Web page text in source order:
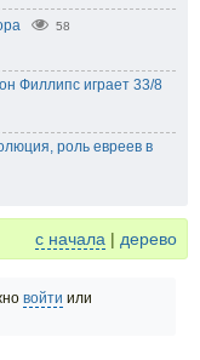
58
Филлипс играет 33/8
роль евреев в
с начала | дерево
войти или